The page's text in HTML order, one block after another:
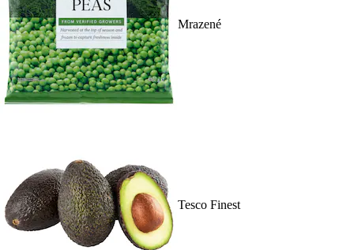
Mrazené
Tesco Finest